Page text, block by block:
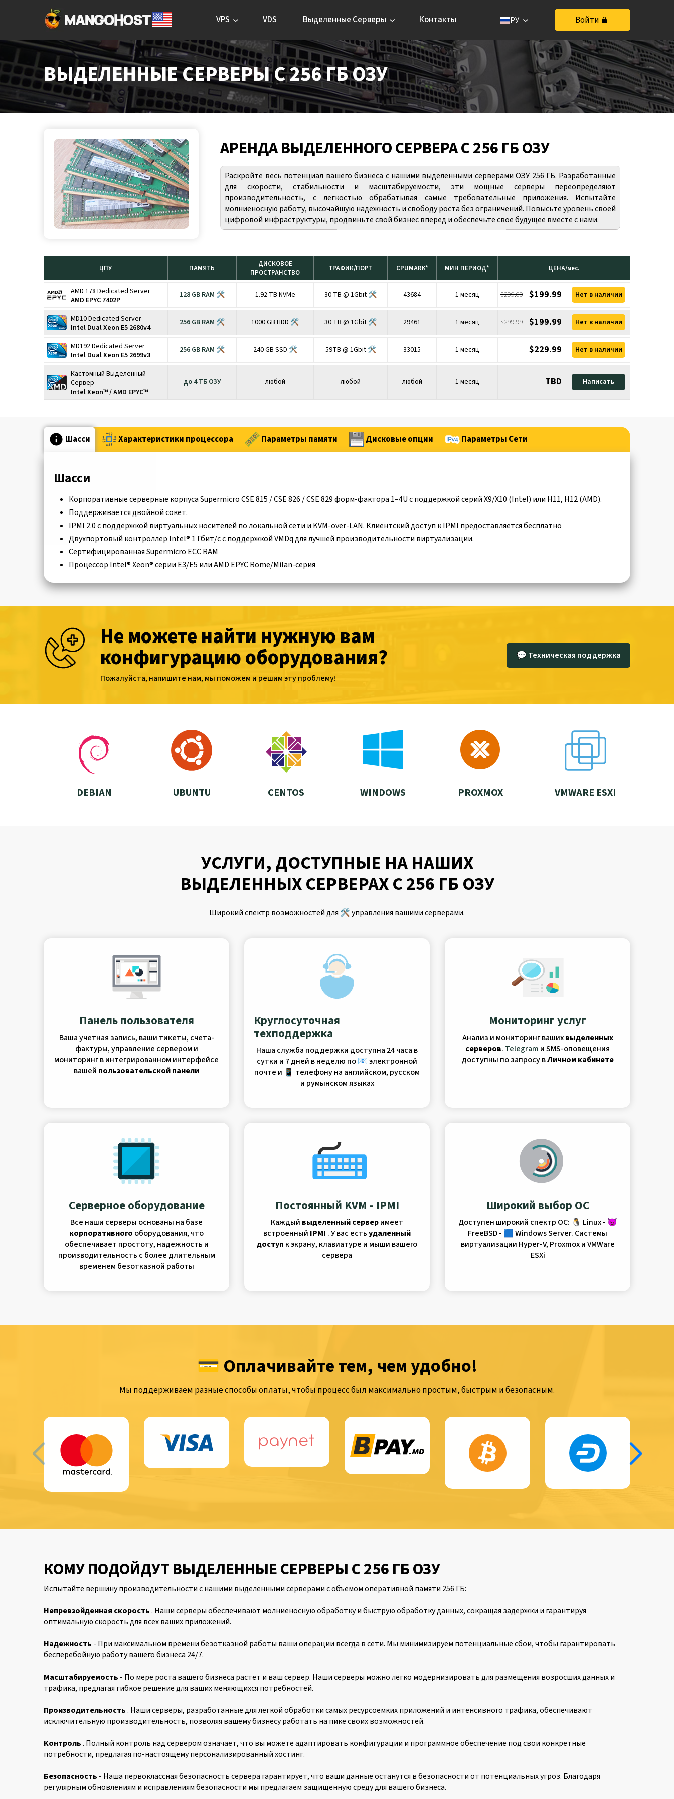
VPS VDS Выделенные Серверы Контакты РУ Войти
ВЫДЕЛЕННЫЕ СЕРВЕРЫ С 256 ГБ ОЗУ
АРЕНДА ВЫДЕЛЕННОГО СЕРВЕРА С 256 ГБ ОЗУ
Раскройте весь потенциал вашего бизнеса с нашими выделенными серверами ОЗУ 256 ГБ. Разработанные
для скорости, стабильности и масштабируемости, эти мощные серверы переопределяют
производительность, с легкостью обрабатывая самые требовательные приложения. Испытайте
молниеносную работу, высочайшую надежность и свободу роста без ограничений. Повысьте уровень своей
цифровой инфраструктуры, продвиньте свой бизнес вперед и обеспечьте свое будущее вместе с нами.
ЦПУ ПАМЯТЬ
ДИСКОВОЕ
ПРОСТРАНСТВО
ТРАФИК/ПОРТ CPUMARK* МИН ПЕРИОД* ЦЕНА/мес.
AMD 178 Dedicated Server
AMD EPYC 7402P
128 GB RAM 🛠 1.92 TB NVMe 30 TB @ 1Gbit 🛠 43684 1 месяц $299.00 $199.99 Нет в наличии
MD10 Dedicated Server
Intel Dual Xeon E5 2680v4
256 GB RAM 🛠 1000 GB HDD 🛠 30 TB @ 1Gbit 🛠 29461 1 месяц $299.99 $199.99 Нет в наличии
MD192 Dedicated Server
Intel Dual Xeon E5 2699v3
256 GB RAM 🛠 240 GB SSD 🛠 59TB @ 1Gbit 🛠 33015 1 месяц $229.99 Нет в наличии
Кастомный Выделенный
Сервер
Intel Xeon™ / AMD EPYC™
до 4 ТБ ОЗУ любой любой любой 1 месяц TBD Написать
Шасси Характеристики процессора Параметры памяти Дисковые опции Параметры Сети
Шасси
Корпоративные серверные корпуса Supermicro CSE 815 / CSE 826 / CSE 829 форм-фактора 1–4U с поддержкой серий X9/X10 (Intel) или H11, H12 (AMD).
Поддерживается двойной сокет.
IPMI 2.0 с поддержкой виртуальных носителей по локальной сети и KVM-over-LAN. Клиентский доступ к IPMI предоставляется бесплатно
Двухпортовый контроллер Intel® 1 Гбит/с с поддержкой VMDq для лучшей производительности виртуализации.
Сертифицированная Supermicro ECC RAM
Процессор Intel® Xeon® серии E3/E5 или AMD EPYC Rome/Milan-серия
Не можете найти нужную вам
конфигурацию оборудования?
Пожалуйста, напишите нам, мы поможем и решим эту проблему!
💬 Техническая поддержка
DEBIAN UBUNTU CENTOS WINDOWS PROXMOX VMWARE ESXI
УСЛУГИ, ДОСТУПНЫЕ НА НАШИХ
ВЫДЕЛЕННЫХ СЕРВЕРАХ С 256 ГБ ОЗУ
Широкий спектр возможностей для 🛠️ управления вашими серверами.
Панель пользователя
Ваша учетная запись, ваши тикеты, счета-
фактуры, управление сервером и
мониторинг в интегрированном интерфейсе
вашей пользовательской панели
Круглосуточная
техподдержка
Наша служба поддержки доступна 24 часа в
сутки и 7 дней в неделю по 📧 электронной
почте и 📱 телефону на английском, русском
и румынском языках
Мониторинг услуг
Анализ и мониторинг вашихвыделенных
серверов. Telegram и SMS-оповещения
доступны по запросу вЛичном кабинете
Серверное оборудование
Все наши серверы основаны на базе
корпоративного оборудования, что
обеспечивает простоту, надежность и
производительность с более длительным
временем безотказной работы
Постоянный KVM - IPMI
Каждый выделенный серверимеет
встроенный IPMI . У вас естьудаленный
доступ к экрану, клавиатуре и мыши вашего
сервера
Широкий выбор ОС
Доступен широкий спектр ОС: 🐧 Linux - 😈
FreeBSD - 🟦 Windows Server. Системы
виртуализации Hyper-V, Proxmox и VMWare
ESXi
💳 Оплачивайте тем, чем удобно!
Мы поддерживаем разные способы оплаты, чтобы процесс был максимально простым, быстрым и безопасным.
КОМУ ПОДОЙДУТ ВЫДЕЛЕННЫЕ СЕРВЕРЫ С 256 ГБ ОЗУ
Испытайте вершину производительности с нашими выделенными серверами с объемом оперативной памяти 256 ГБ:
Непревзойденная скорость. Наши серверы обеспечивают молниеносную обработку и быструю обработку данных, сокращая задержки и гарантируя
оптимальную скорость для всех ваших приложений.
Надежность - При максимальном времени безотказной работы ваши операции всегда в сети. Мы минимизируем потенциальные сбои, чтобы гарантировать
бесперебойную работу вашего бизнеса 24/7.
Масштабируемость - По мере роста вашего бизнеса растет и ваш сервер. Наши серверы можно легко модернизировать для размещения возросших данных и
трафика, предлагая гибкое решение для ваших меняющихся потребностей.
Производительность. Наши серверы, разработанные для легкой обработки самых ресурсоемких приложений и интенсивного трафика, обеспечивают
исключительную производительность, позволяя вашему бизнесу работать на пике своих возможностей.
Контроль. Полный контроль над сервером означает, что вы можете адаптировать конфигурации и программное обеспечение под свои конкретные
потребности, предлагая по-настоящему персонализированный хостинг.
Безопасность - Наша первоклассная безопасность сервера гарантирует, что ваши данные останутся в безопасности от потенциальных угроз. Благодаря
регулярным обновлениям и исправлениям безопасности мы предлагаем защищенную среду для вашего бизнеса.